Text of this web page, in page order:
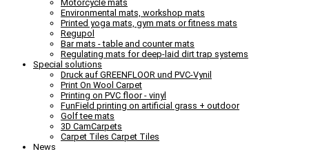
Motorcycle mats
Environmental mats, workshop mats
Printed yoga mats, gym mats or fitness mats
Regupol
Bar mats - table and counter mats
Regulating mats for deep-laid dirt trap systems
Special solutions
Druck auf GREENFLOOR und PVC-Vynil
Print On Wool Carpet
Printing on PVC floor - vinyl
FunField printing on artificial grass + outdoor
Golf tee mats
3D CamCarpets
Carpet Tiles Carpet Tiles
News